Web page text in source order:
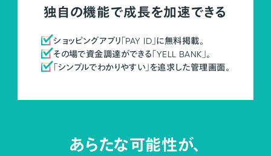
独自の機能で成長を加速できる
ショッピングアプリ「PAY ID」に無料掲載。
その場で資金調達ができる「YELL BANK」。
「シンプルでわかりやすい」を追求した管理画面。
あらたな可能性が、